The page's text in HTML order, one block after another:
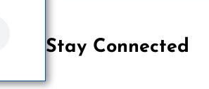
Stay Connected